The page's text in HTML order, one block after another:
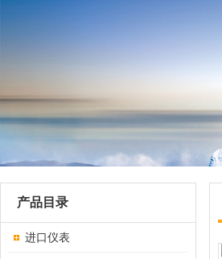
产品目录
进口仪表